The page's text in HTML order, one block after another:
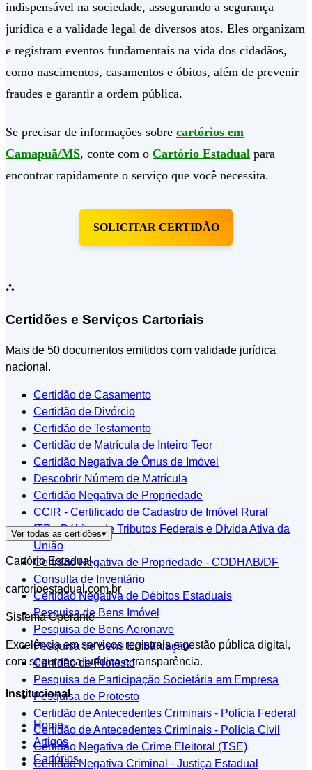
indispensável na sociedade, assegurando a segurança
jurídica e a validade legal de diversos atos. Eles organizam
e registram eventos fundamentais na vida dos cidadãos,
como nascimentos, casamentos e óbitos, além de prevenir
fraudes e garantir a ordem pública.
Se precisar de informações sobre cartórios em
Camapuã/MS, conte com o Cartório Estadual para
encontrar rapidamente o serviço que você necessita.
SOLICITAR CERTIDÃO
⛬
Certidões e Serviços Cartoriais
Mais de 50 documentos emitidos com validade jurídica
nacional.
Certidão de Casamento
Certidão de Divórcio
Certidão de Testamento
Certidão de Matrícula de Inteiro Teor
Certidão Negativa de Ônus de Imóvel
Descobrir Número de Matrícula
Certidão Negativa de Propriedade
CCIR - Certificado de Cadastro de Imóvel Rural
ITR - Débitos de Tributos Federais e Dívida Ativa da
União
Certidão Negativa de Propriedade - CODHAB/DF
Consulta de Inventário
Certidão Negativa de Débitos Estaduais
Pesquisa de Bens Imóvel
Pesquisa de Bens Aeronave
Pesquisa de Bens Embarcação
Certidão de Protesto
Pesquisa de Participação Societária em Empresa
Pesquisa de Protesto
Certidão de Antecedentes Criminais - Polícia Federal
Certidão de Antecedentes Criminais - Polícia Civil
Certidão Negativa de Crime Eleitoral (TSE)
Certidão Negativa Criminal - Justiça Estadual
Ver todas as certidões▾
Cartório Estadual
cartorioestadual.com.br
Sistema Operante
Excelência em serviços registrais e gestão pública digital,
com segurança jurídica e transparência.
Institucional
Home
Artigos
Cartórios